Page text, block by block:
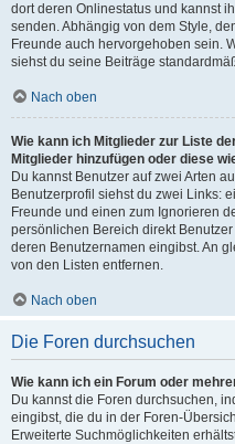
dort deren Onlinestatus und kannst
senden. Abhängig von dem Style,
Freunde auch hervorgehoben sein.
siehst du seine Beiträge
Nach oben
Wie kann ich Mitglieder zur Liste
Mitglieder hinzufügen oder diese
Du kannst Benutzer auf zwei Arten
Benutzerprofil siehst du zwei Links:
Freunde und einen zum Ignorieren
persönlichen Bereich direkt
deren Benutzernamen eingibst. An
von den Listen entfernen.
Nach oben
Die Foren durchsuchen
Wie kann ich ein Forum oder
Du kannst die Foren durchsuchen,
eingibst, die du in der Foren-
Erweiterte Suchmöglichkeiten